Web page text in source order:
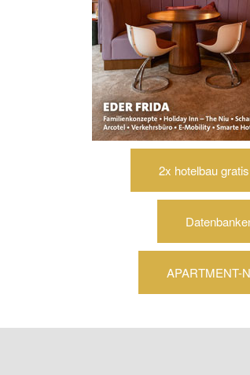
2x hotelbau
APARTMENT-